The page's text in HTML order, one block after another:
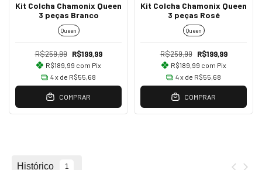
Kit Colcha Chamonix Queen
3 peças Branco
Queen
R$259,99 R$199,99
R$189,99 com Pix
4x de R$55,68
COMPRAR
Kit Colcha Chamonix Queen
3 peças Rosé
Queen
R$259,99 R$199,99
R$189,99 com Pix
4x de R$55,68
COMPRAR